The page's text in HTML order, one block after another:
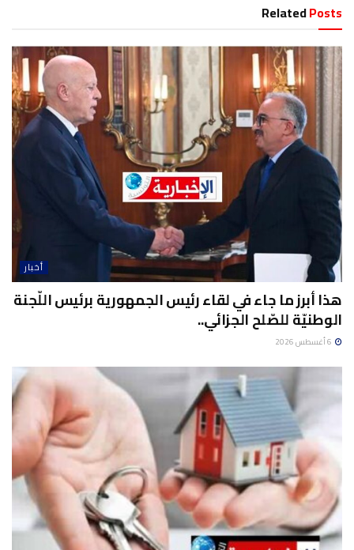
RelatedPosts
أخبار
هذا أبرز ما جاء في لقاء رئيس الجمهورية برئيس اللّجنة
الوطنيّة للصّلح الجزائي..